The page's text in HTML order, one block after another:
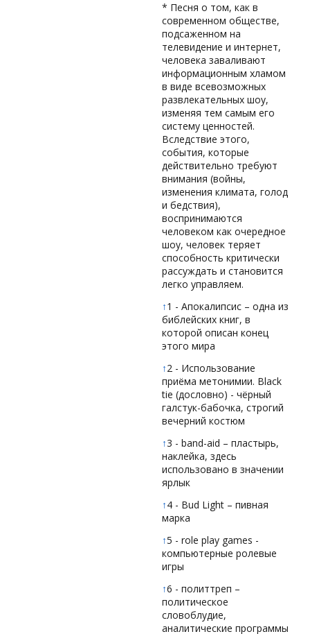
* Песня о том, как в
современном обществе,
подсаженном на
телевидение и интернет,
человека заваливают
информационным хламом
в виде всевозможных
развлекательных шоу,
изменяя тем самым его
систему ценностей.
Вследствие этого,
события, которые
действительно требуют
внимания (войны,
изменения климата, голод
и бедствия),
воспринимаются
человеком как очередное
шоу, человек теряет
способность критически
рассуждать и становится
легко управляем.
↑1 - Апокалипсис – одна из
библейских книг, в
которой описан конец
этого мира
↑2 - Использование
приёма метонимии. Black
tie (дословно) - чёрный
галстук-бабочка, строгий
вечерний костюм
↑3 - band-aid – пластырь,
наклейка, здесь
использовано в значении
ярлык
↑4 - Bud Light – пивная
марка
↑5 - role play games -
компьютерные ролевые
игры
↑6 - политтреп –
политическое
словоблудие,
аналитические программы